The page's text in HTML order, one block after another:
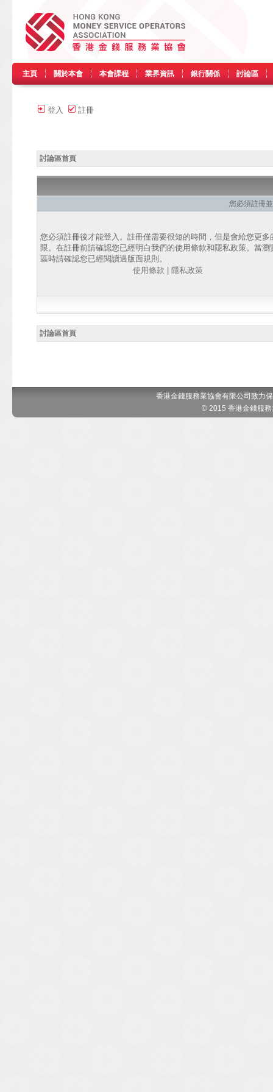
主頁 關於本會 本會課程 業界資訊 銀行關係 討論區
登入 註冊
討論區首頁
您必須註冊
您必須註冊後才能登入。註冊僅需要很短的時間，但是會給您更多
限。在註冊前請確認您已經明白我們的使用條款和隱私政策。當瀏
區時請確認您已經閱讀過版面規則。
使用條款
隱私政策
討論區首頁
香港金錢服務業協會有限公司致力
© 2015 香港金錢服